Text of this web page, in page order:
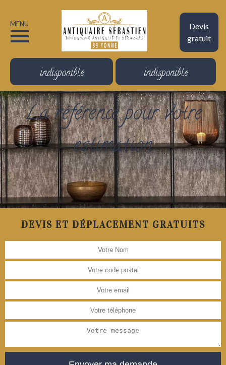
Devis
gratuit
MENU
indisponible indisponible
La référence pour votre
estimation
DEVIS ET DÉPLACEMENT GRATUITS